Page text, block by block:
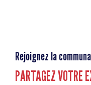
Rejoignez la
PARTAGEZ VOTRE